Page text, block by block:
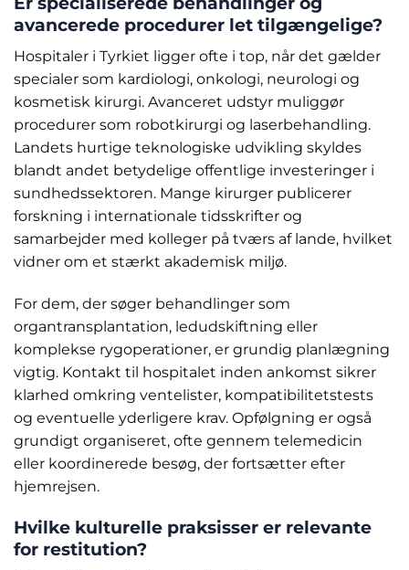
avancerede procedurer let tilgængelige?
Hospitaler i Tyrkiet ligger ofte i top, når det gælder
specialer som kardiologi, onkologi, neurologi og
kosmetisk kirurgi. Avanceret udstyr muliggør
procedurer som robotkirurgi og laserbehandling.
Landets hurtige teknologiske udvikling skyldes
blandt andet betydelige offentlige investeringer i
sundhedssektoren. Mange kirurger publicerer
forskning i internationale tidsskrifter og
samarbejder med kolleger på tværs af lande, hvilket
vidner om et stærkt akademisk miljø.
For dem, der søger behandlinger som
organtransplantation, ledudskiftning eller
komplekse rygoperationer, er grundig planlægning
vigtig. Kontakt til hospitalet inden ankomst sikrer
klarhed omkring ventelister, kompatibilitetstests
og eventuelle yderligere krav. Opfølgning er også
grundigt organiseret, ofte gennem telemedicin
eller koordinerede besøg, der fortsætter efter
hjemrejsen.
Hvilke kulturelle praksisser er relevante
for restitution?